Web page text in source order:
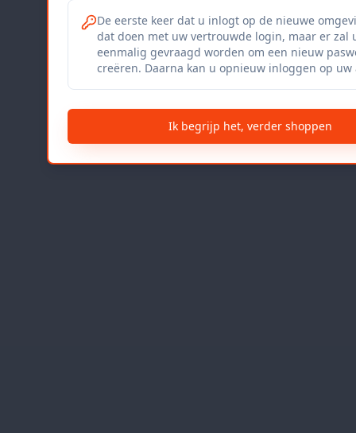
De eerste keer dat u inlogt op de nieuwe
dat doen met uw vertrouwde login, maar er zal
eenmalig gevraagd worden om een nieuw
creëren. Daarna kan u opnieuw inloggen op uw
Ik begrijp het, verder shoppen